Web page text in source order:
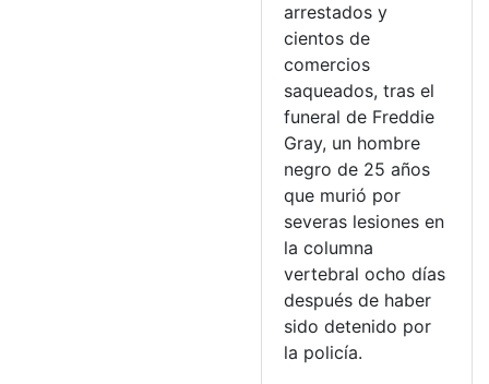
arrestados y
cientos de
comercios
saqueados, tras el
funeral de Freddie
Gray, un hombre
negro de 25 años
que murió por
severas lesiones en
la columna
vertebral ocho días
después de haber
sido detenido por
la policía.